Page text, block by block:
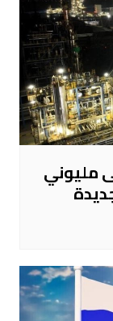
مليوني